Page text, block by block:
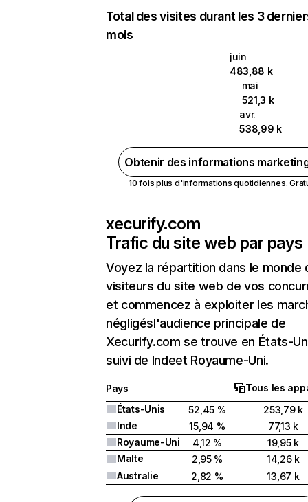
Total des visites durant les 3
mois
juin
483,88 k
mai
521,3 k
avr.
538,99 k
Obtenir des informations
10 fois plus d'informations quotidiennes.
xecurify.com
Trafic du site web par pays
Voyez la répartition dans le monde
visiteurs du site web de vos
et commencez à exploiter les
négligésl'audience principale de
Xecurify.com se trouve en États-
suivi de Indeet Royaume-Uni.
Pays
Tous les
États-Unis
52,45 %
253,79 k
Inde
15,94 %
77,13 k
Royaume-Uni
4,12 %
19,95 k
Malte
2,95 %
14,26 k
Australie
2,82 % 13,67 k